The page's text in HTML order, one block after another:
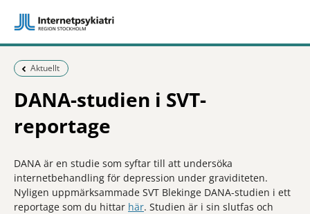
Föregående sida:
Aktuellt
DANA-studien i SVT-
reportage
DANA är en studie som syftar till att undersöka
internetbehandling för depression under graviditeten.
Nyligen uppmärksammade SVT Blekinge DANA-studien i ett
reportage som du hittar här. Studien är i sin slutfas och